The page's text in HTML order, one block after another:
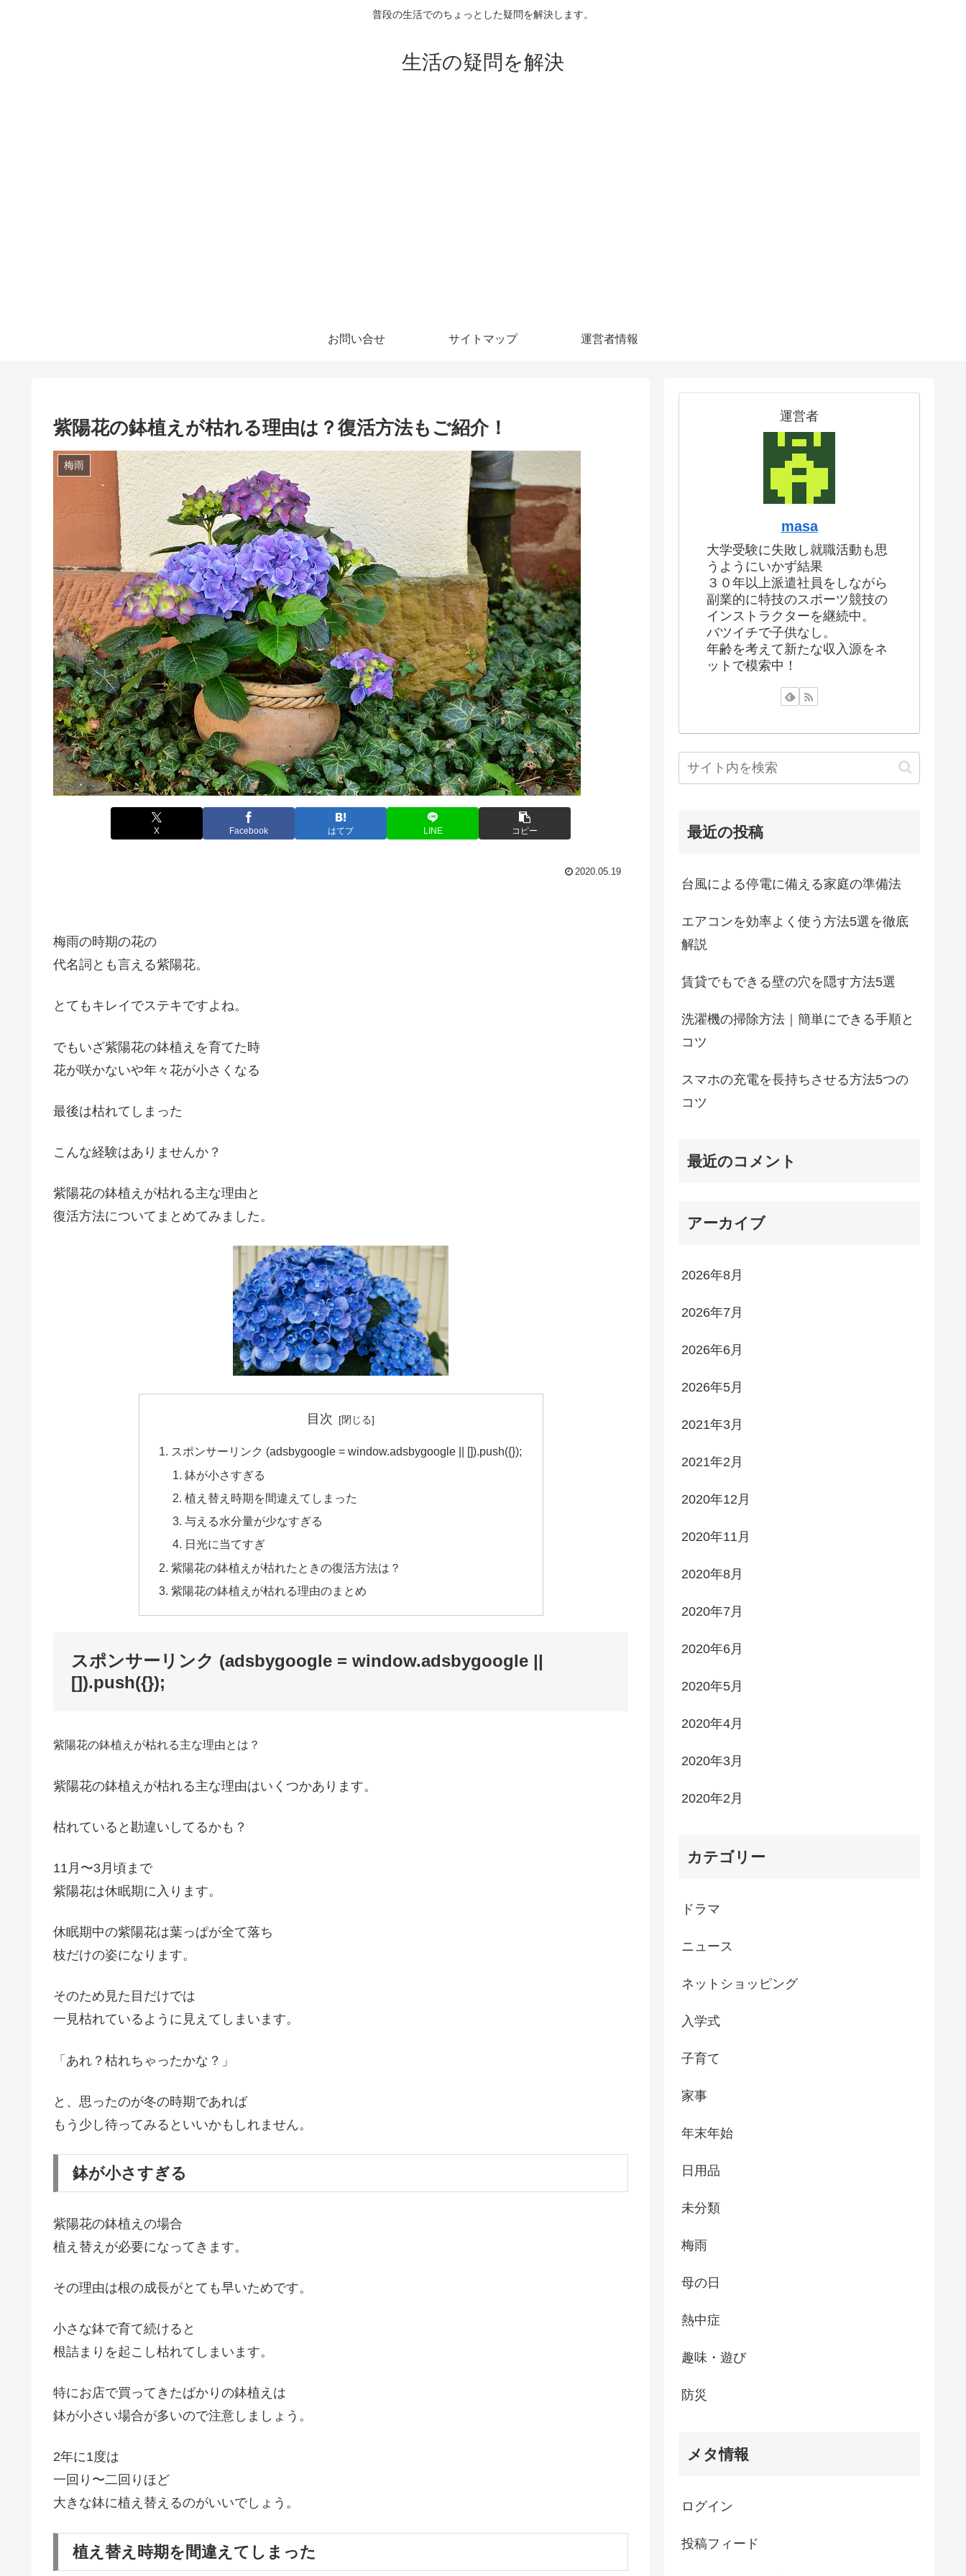
普段の生活でのちょっとした疑問を解決します。
生活の疑問を解決
お問い合せ サイトマップ 運営者情報
紫陽花の鉢植えが枯れる理由は？復活方法もご紹介！
梅雨
X Facebook はてブ LINE コピー
2020.05.19
梅雨の時期の花の
代名詞とも言える紫陽花。
とてもキレイでステキですよね。
でもいざ紫陽花の鉢植えを育てた時
花が咲かないや年々花が小さくなる
最後は枯れてしまった
こんな経験はありませんか？
紫陽花の鉢植えが枯れる主な理由と
復活方法についてまとめてみました。
目次
スポンサーリンク (adsbygoogle = window.adsbygoogle || []).push({});
鉢が小さすぎる
植え替え時期を間違えてしまった
与える水分量が少なすぎる
日光に当てすぎ
紫陽花の鉢植えが枯れたときの復活方法は？
紫陽花の鉢植えが枯れる理由のまとめ
スポンサーリンク (adsbygoogle = window.adsbygoogle ||
[]).push({});
紫陽花の鉢植えが枯れる主な理由とは？
紫陽花の鉢植えが枯れる主な理由はいくつかあります。
枯れていると勘違いしてるかも？
11月〜3月頃まで
紫陽花は休眠期に入ります。
休眠期中の紫陽花は葉っぱが全て落ち
枝だけの姿になります。
そのため見た目だけでは
一見枯れているように見えてしまいます。
「あれ？枯れちゃったかな？」
と、思ったのが冬の時期であれば
もう少し待ってみるといいかもしれません。
鉢が小さすぎる
紫陽花の鉢植えの場合
植え替えが必要になってきます。
その理由は根の成長がとても早いためです。
小さな鉢で育て続けると
根詰まりを起こし枯れてしまいます。
特にお店で買ってきたばかりの鉢植えは
鉢が小さい場合が多いので注意しましょう。
2年に1度は
一回り〜二回りほど
大きな鉢に植え替えるのがいいでしょう。
植え替え時期を間違えてしまった
運営者
masa
大学受験に失敗し就職活動も思
うようにいかず結果
３０年以上派遣社員をしながら
副業的に特技のスポーツ競技の
インストラクターを継続中。
バツイチで子供なし。
年齢を考えて新たな収入源をネ
ットで模索中！
最近の投稿
台風による停電に備える家庭の準備法
エアコンを効率よく使う方法5選を徹底
解説
賃貸でもできる壁の穴を隠す方法5選
洗濯機の掃除方法｜簡単にできる手順と
コツ
スマホの充電を長持ちさせる方法5つの
コツ
最近のコメント
アーカイブ
2026年8月
2026年7月
2026年6月
2026年5月
2021年3月
2021年2月
2020年12月
2020年11月
2020年8月
2020年7月
2020年6月
2020年5月
2020年4月
2020年3月
2020年2月
カテゴリー
ドラマ
ニュース
ネットショッピング
入学式
子育て
家事
年末年始
日用品
未分類
梅雨
母の日
熱中症
趣味・遊び
防災
メタ情報
ログイン
投稿フィード